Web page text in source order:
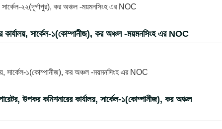
সার্কেল-২২(দূর্গাপুর), কর অঞ্চল -ময়মনসিংহ এর NOC
কার্যালয়, সার্কেল-১(কোম্পানীজ), কর অঞ্চল -ময়মনসিংহ এর NOC
সার্কেল-১(কোম্পানীজ), কর অঞ্চল -ময়মনসিংহ এর NOC
উপকর কমিশনারের কার্যালয়, সার্কেল-১(কোম্পানীজ), কর অঞ্চল